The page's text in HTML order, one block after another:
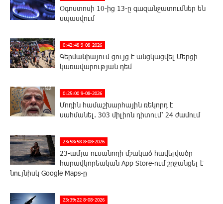
Օգոստոսի 10-ից 13-ը գազանջատումներ են
սպասվում
0:42:48 9-08-2026
Գերմանիայում ցույց է անցկացվել Մերցի
կառավարության դեմ
0:25:00 9-08-2026
Մոդին համաշխարհային ռեկորդ է
սահմանել. 303 միլիոն դիտում՝ 24 ժամում
23:58:58 8-08-2026
23-ամյա ուսանողի մշակած հավելվածը
հարավկորեական App Store-ում շրջանցել է
նույնիսկ Google Maps-ը
23:39:22 8-08-2026